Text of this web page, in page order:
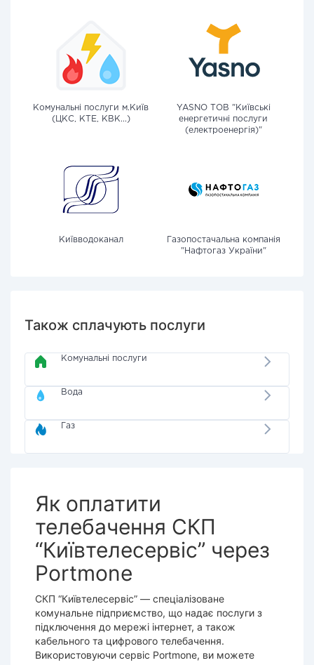
Комунальні послуги м.Київ
(ЦКС, КТЕ, КВК...)
YASNO ТОВ "Київські
енергетичні послуги
(електроенергія)"
Київводоканал
Газопостачальна компанія
"Нафтогаз України"
Також сплачують послуги
Комунальні послуги
Вода
Газ
Як оплатити
телебачення СКП
“Київтелесервіс” через
Portmone
СКП “Київтелесервіс” — спеціалізоване
комунальне підприємство, що надає послуги з
підключення до мережі інтернет, а також
кабельного та цифрового телебачення.
Використовуючи сервіс Portmone, ви можете